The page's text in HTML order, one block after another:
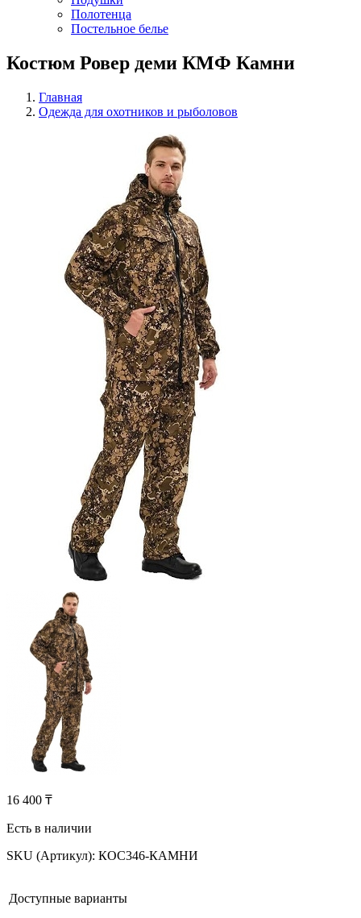
Полотенца
Постельное белье
Костюм Ровер деми КМФ Камни
Главная
Одежда для охотников и рыболовов
16 400 ₸
Есть в наличии
SKU (Артикул): КОС346-КАМНИ
Доступные варианты